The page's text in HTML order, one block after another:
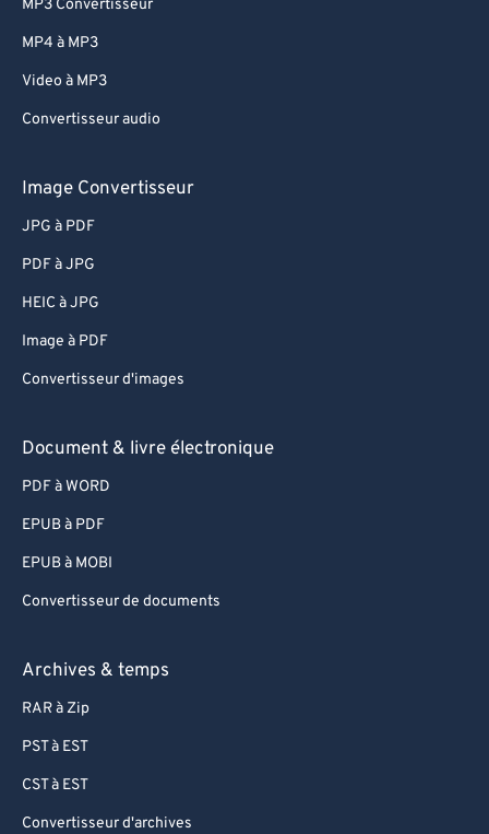
MP3 Convertisseur
MP4 à MP3
Video à MP3
Convertisseur audio
Image Convertisseur
JPG à PDF
PDF à JPG
HEIC à JPG
Image à PDF
Convertisseur d'images
Document & livre électronique
PDF à WORD
EPUB à PDF
EPUB à MOBI
Convertisseur de documents
Archives & temps
RAR à Zip
PST à EST
CST à EST
Convertisseur d'archives